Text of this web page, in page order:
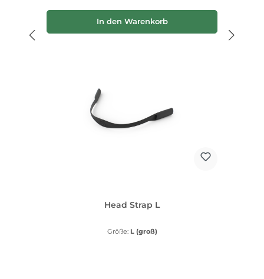
In den Warenkorb
Head Strap L
Größe: L (groß)